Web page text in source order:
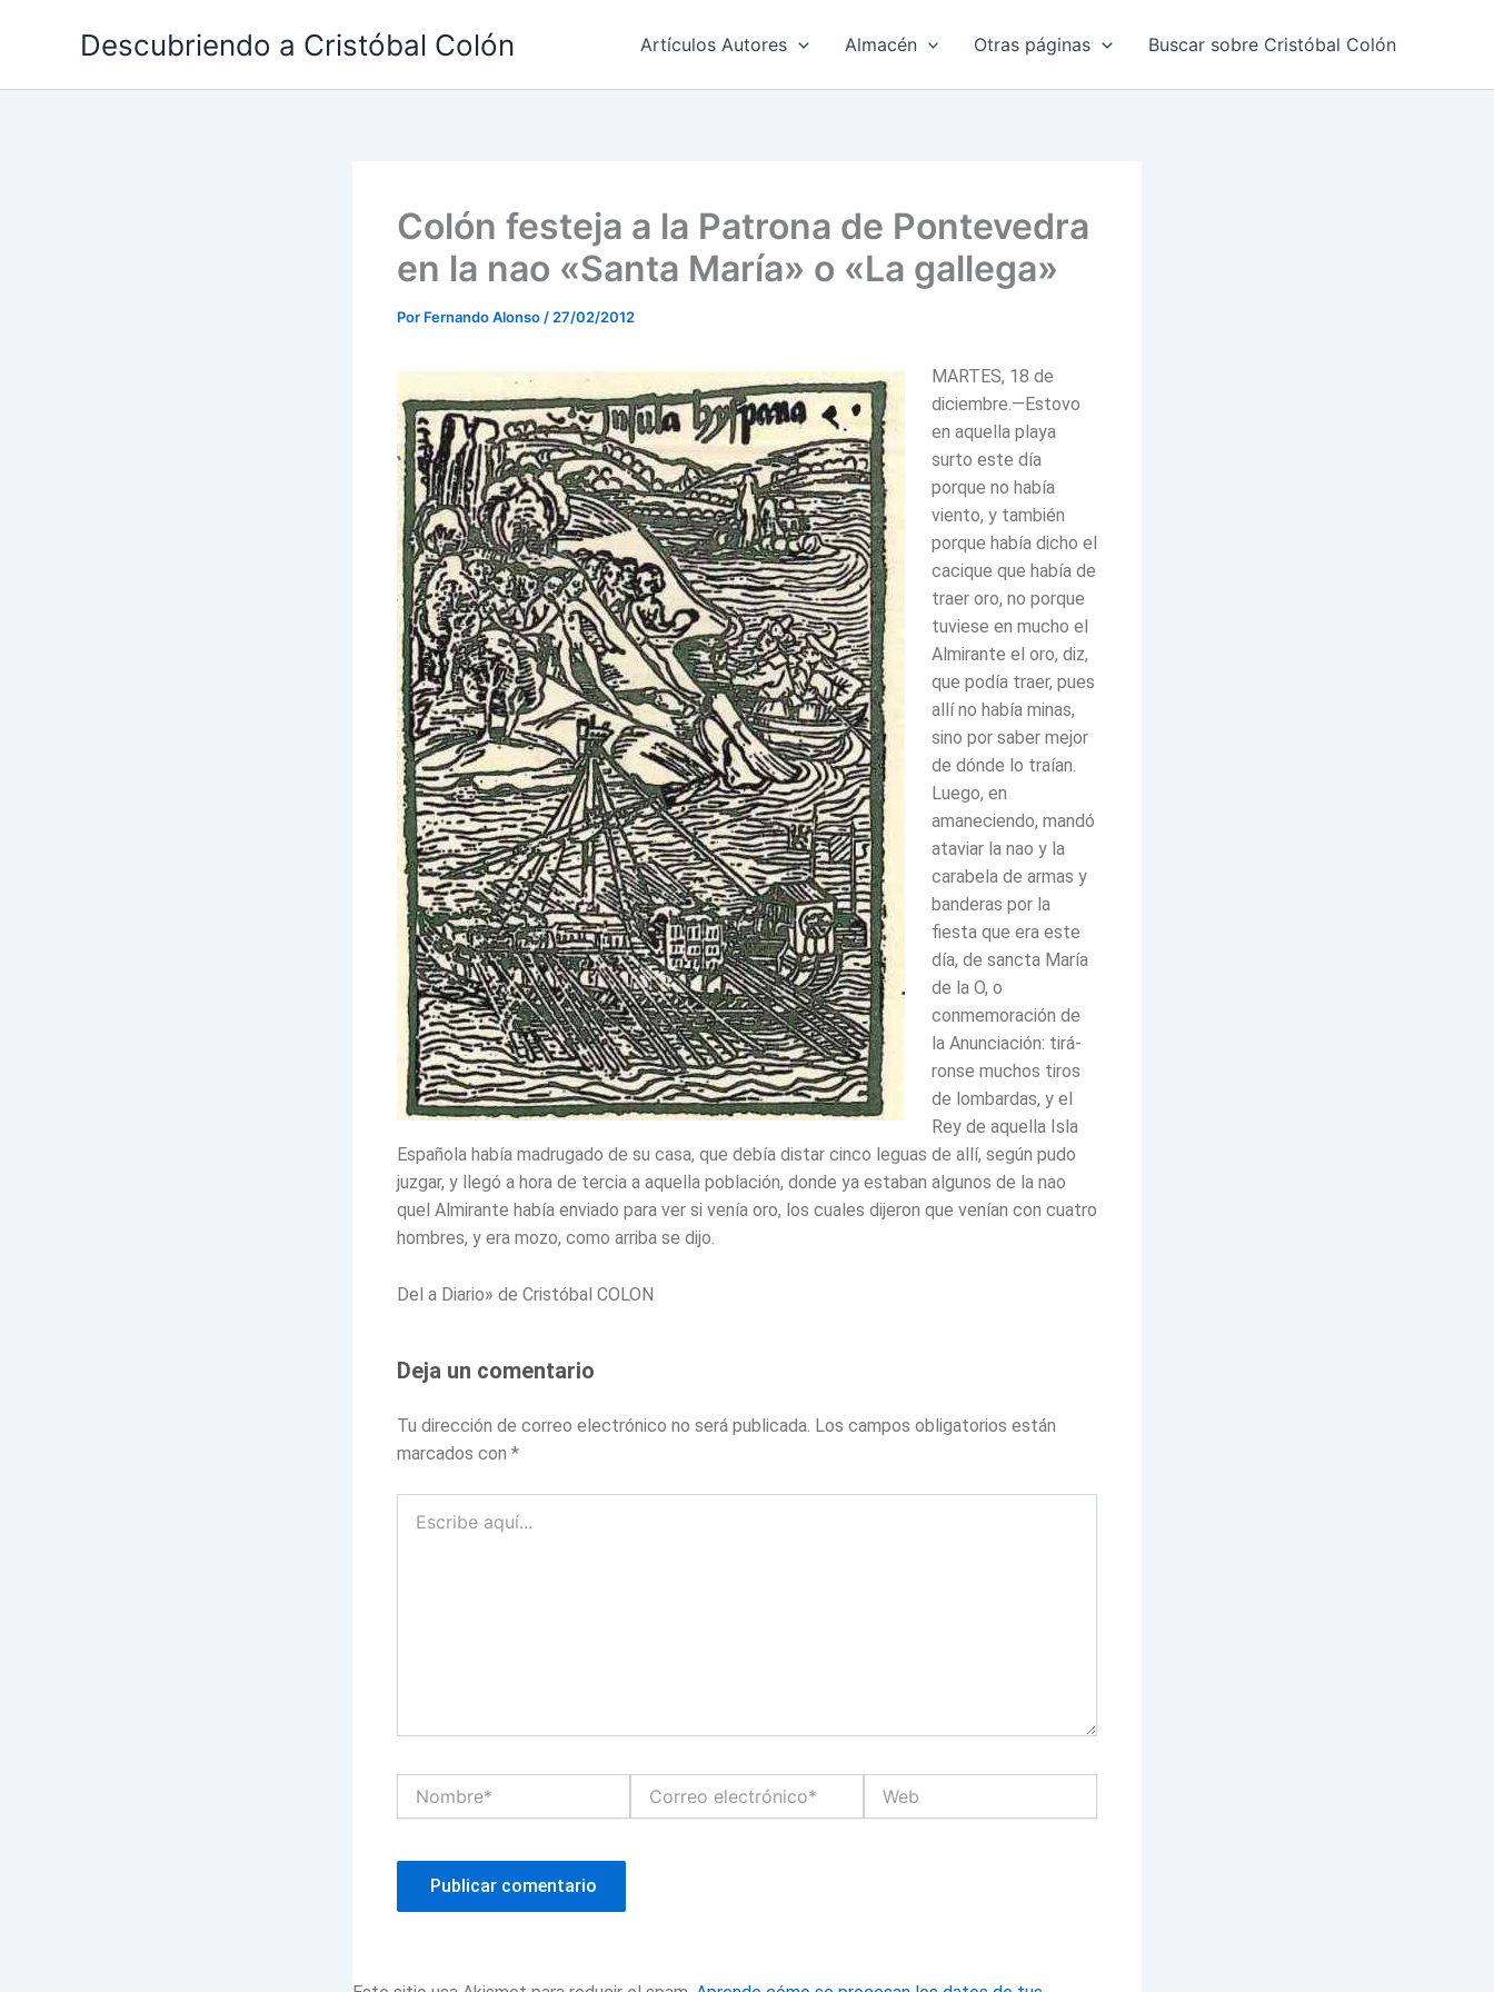
Descubriendo a Cristóbal Colón Artículos Autores Almacén Otras páginas Buscar sobre Cristóbal Colón
Colón festeja a la Patrona de Pontevedra
en la nao «Santa María» o «La gallega»
Por Fernando Alonso / 27/02/2012
MARTES, 18 de
diciembre.—Estovo
en aquella playa
surto este día
porque no había
viento, y también
porque había dicho el
cacique que había de
traer oro, no porque
tuviese en mucho el
Al­mirante el oro, diz,
que podía traer, pues
allí no había minas,
sino por saber mejor
de dónde lo traían.
Luego, en
amaneciendo, mandó
ataviar la nao y la
carabela de armas y
banderas por la
fiesta que era este
día, de sancta María
de la O, o
conmemoración de
la Anunciación: tirá­
ronse muchos tiros
de lombardas, y el
Rey de aquella Isla
Española había madrugado de su casa, que debía distar cinco leguas de allí, según pudo
juzgar, y llegó a hora de tercia a aquella pobla­ción, donde ya estaban algunos de la nao
quel Almirante había enviado para ver si venía oro, los cuales dijeron que venían con cuatro
hombres, y era mozo, como arriba se dijo.
Del a Diario» de Cristóbal COLON
Deja un comentario
Tu dirección de correo electrónico no será publicada. Los campos obligatorios están
marcados con *
aquí...
electrónico*